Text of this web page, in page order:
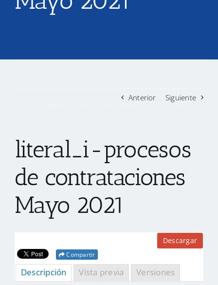
CONVOCATORIAS PRECALIFICACIÓN
Anterior Siguiente
literal_i-procesos
de contrataciones
Mayo 2021
Descargar
Compartir
Descripción Vista previa Versiones